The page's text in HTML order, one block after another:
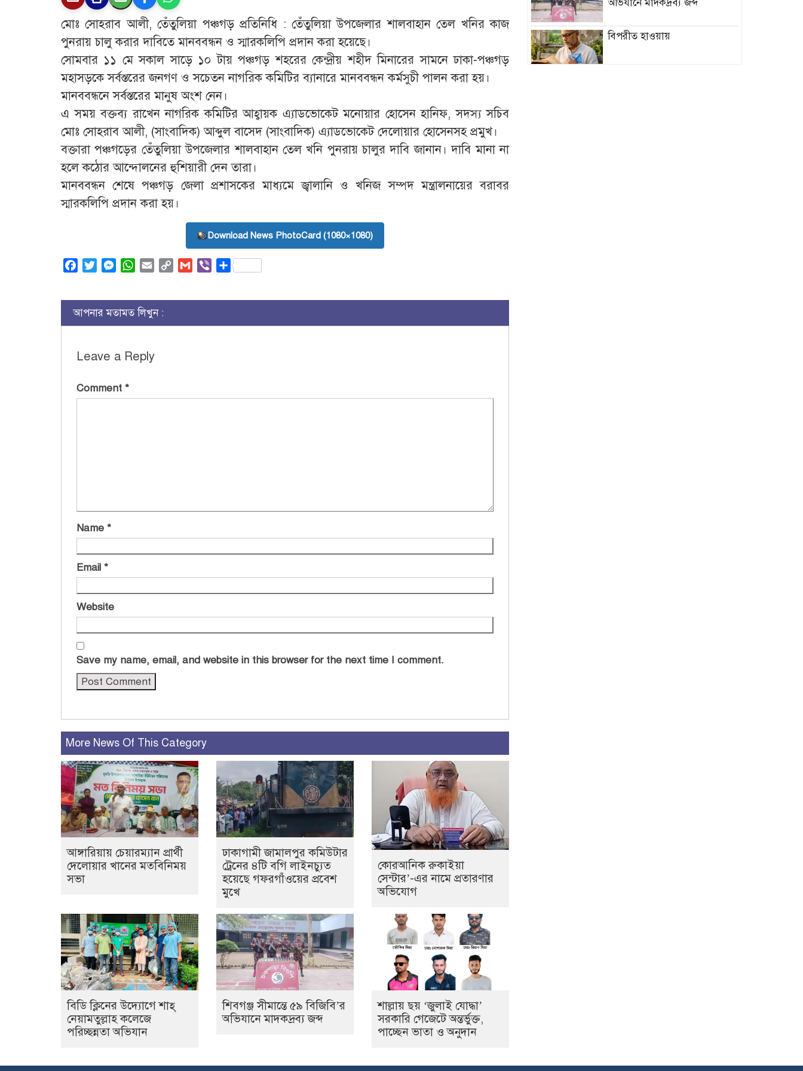
মোঃ সোহরাব আলী, তেঁতুলিয়া পঞ্চগড় প্রতিনিধি : তেঁতুলিয়া উপজেলার শালবাহান তেল খনির কাজ
পুনরায় চালু করার দাবিতে মানববন্ধন ও স্মারকলিপি প্রদান করা হয়েছে।
সোমবার ১১ মে সকাল সাড়ে ১০ টায় পঞ্চগড় শহরের কেন্দ্রীয় শহীদ মিনারের সামনে ঢাকা-পঞ্চগড়
মহাসড়কে সর্বস্তরের জনগণ ও সচেতন নাগরিক কমিটির ব্যানারে মানববন্ধন কর্মসুচী পালন করা হয়।
মানববন্ধনে সর্বস্তরের মানুষ অংশ নেন।
এ সময় বক্তব্য রাখেন নাগরিক কমিটির আহ্বায়ক এ্যাডভোকেট মনোয়ার হোসেন হানিফ, সদস্য সচিব
মোঃ সোহরাব আলী, (সাংবাদিক) আব্দুল বাসেদ (সাংবাদিক) এ্যাডভোকেট দেলোয়ার হোসেনসহ প্রমুখ।
বক্তারা পঞ্চগড়ের তেঁতুলিয়া উপজেলার শালবাহান তেল খনি পুনরায় চালুর দাবি জানান। দাবি মানা না
হলে কঠোর আন্দোলনের হুশিয়ারী দেন তারা।
মানববন্ধন শেষে পঞ্চগড় জেলা প্রশাসকের মাধ্যমে জ্বালানি ও খনিজ সম্পদ মন্ত্রালনায়ের বরাবর
স্মারকলিপি প্রদান করা হয়।
Download News PhotoCard (1080×1080)
FacebookTwitterMessenger
WhatsApp
Email
Copy
Gmail ViberShare
আপনার মতামত লিখুন :
Leave a Reply
Comment *
Name *
Email *
Website
Save my name, email, and website in this browser for the next time I comment.
More News Of This Category
আঙ্গারিয়ায় চেয়ারম্যান প্রার্থী
দেলোয়ার খানের মতবিনিময়
সভা
ঢাকাগামী জামালপুর কমিউটার
ট্রেনের ৪টি বগি লাইনচ্যুত
হয়েছে গফরগাঁওয়ের প্রবেশ
মুখে
কোরআনিক রুকাইয়া
সেন্টার’-এর নামে প্রতারণার
অভিযোগ
বিডি ক্লিনের উদ্যোগে শাহ্
নেয়ামতুল্লাহ কলেজে
পরিচ্ছন্নতা অভিযান
শিবগঞ্জ সীমান্তে ৫৯ বিজিবি’র
অভিযানে মাদকদ্রব্য জব্দ
শাল্লায় ছয় ‘জুলাই যোদ্ধা’
সরকারি গেজেটে অন্তর্ভুক্ত,
পাচ্ছেন ভাতা ও অনুদান
বিপরীত হাওয়ায়